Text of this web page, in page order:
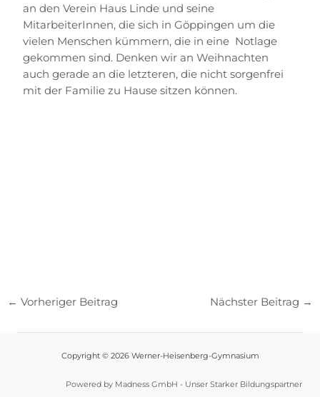
an den Verein Haus Linde und seine
MitarbeiterInnen, die sich in Göppingen um die
vielen Menschen kümmern, die in eine Notlage
gekommen sind. Denken wir an Weihnachten
auch gerade an die letzteren, die nicht sorgenfrei
mit der Familie zu Hause sitzen können.
← Vorheriger Beitrag Nächster Beitrag →
Copyright © 2026 Werner-Heisenberg-Gymnasium
Powered by Madness GmbH - Unser Starker Bildungspartner